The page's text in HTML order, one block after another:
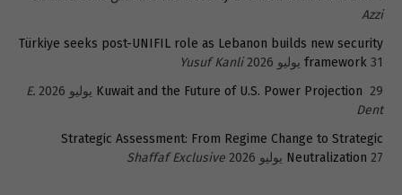
Azzi
Türkiye seeks post-UNIFIL role as Lebanon builds new security
framework 31 يوليو 2026
Yusuf Kanli
Kuwait and the Future of U.S. Power Projection 29 يوليو 2026
E.
Dent
Strategic Assessment: From Regime Change to Strategic
Neutralization 27 يوليو 2026 Shaffaf Exclusive